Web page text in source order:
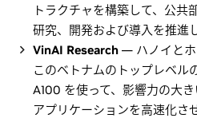
トラクチャを構築して、公共
研究、開発および導入を推進
VinAI Research — ハノイとホ
このベトナムのトップレベル
A100 を使って、影響力の大
アプリケーションを高速化さ